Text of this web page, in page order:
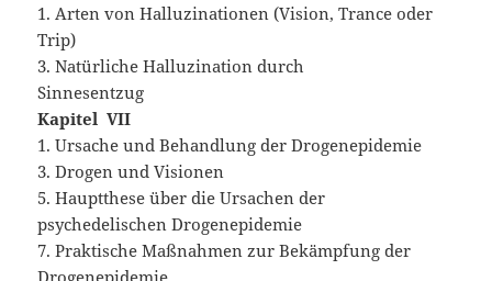
1. Arten von Halluzinationen (Vision, Trance oder
Trip)
3. Natürliche Halluzination durch
Sinnesentzug
Kapitel VII
1. Ursache und Behandlung der Drogenepidemie
3. Drogen und Visionen
5. Hauptthese über die Ursachen der
psychedelischen Drogenepidemie
7. Praktische Maßnahmen zur Bekämpfung der